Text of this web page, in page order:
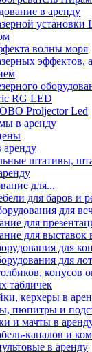
в аренду
волны моря
эффектов,
RG LED
Proljector Led
в аренду
аренду
штативы,
для...
для баров и
для
для
для выставок
для
для
конусов
табличек
керхеры в
пюпитры и
и мачты в
каналов и
в аренду